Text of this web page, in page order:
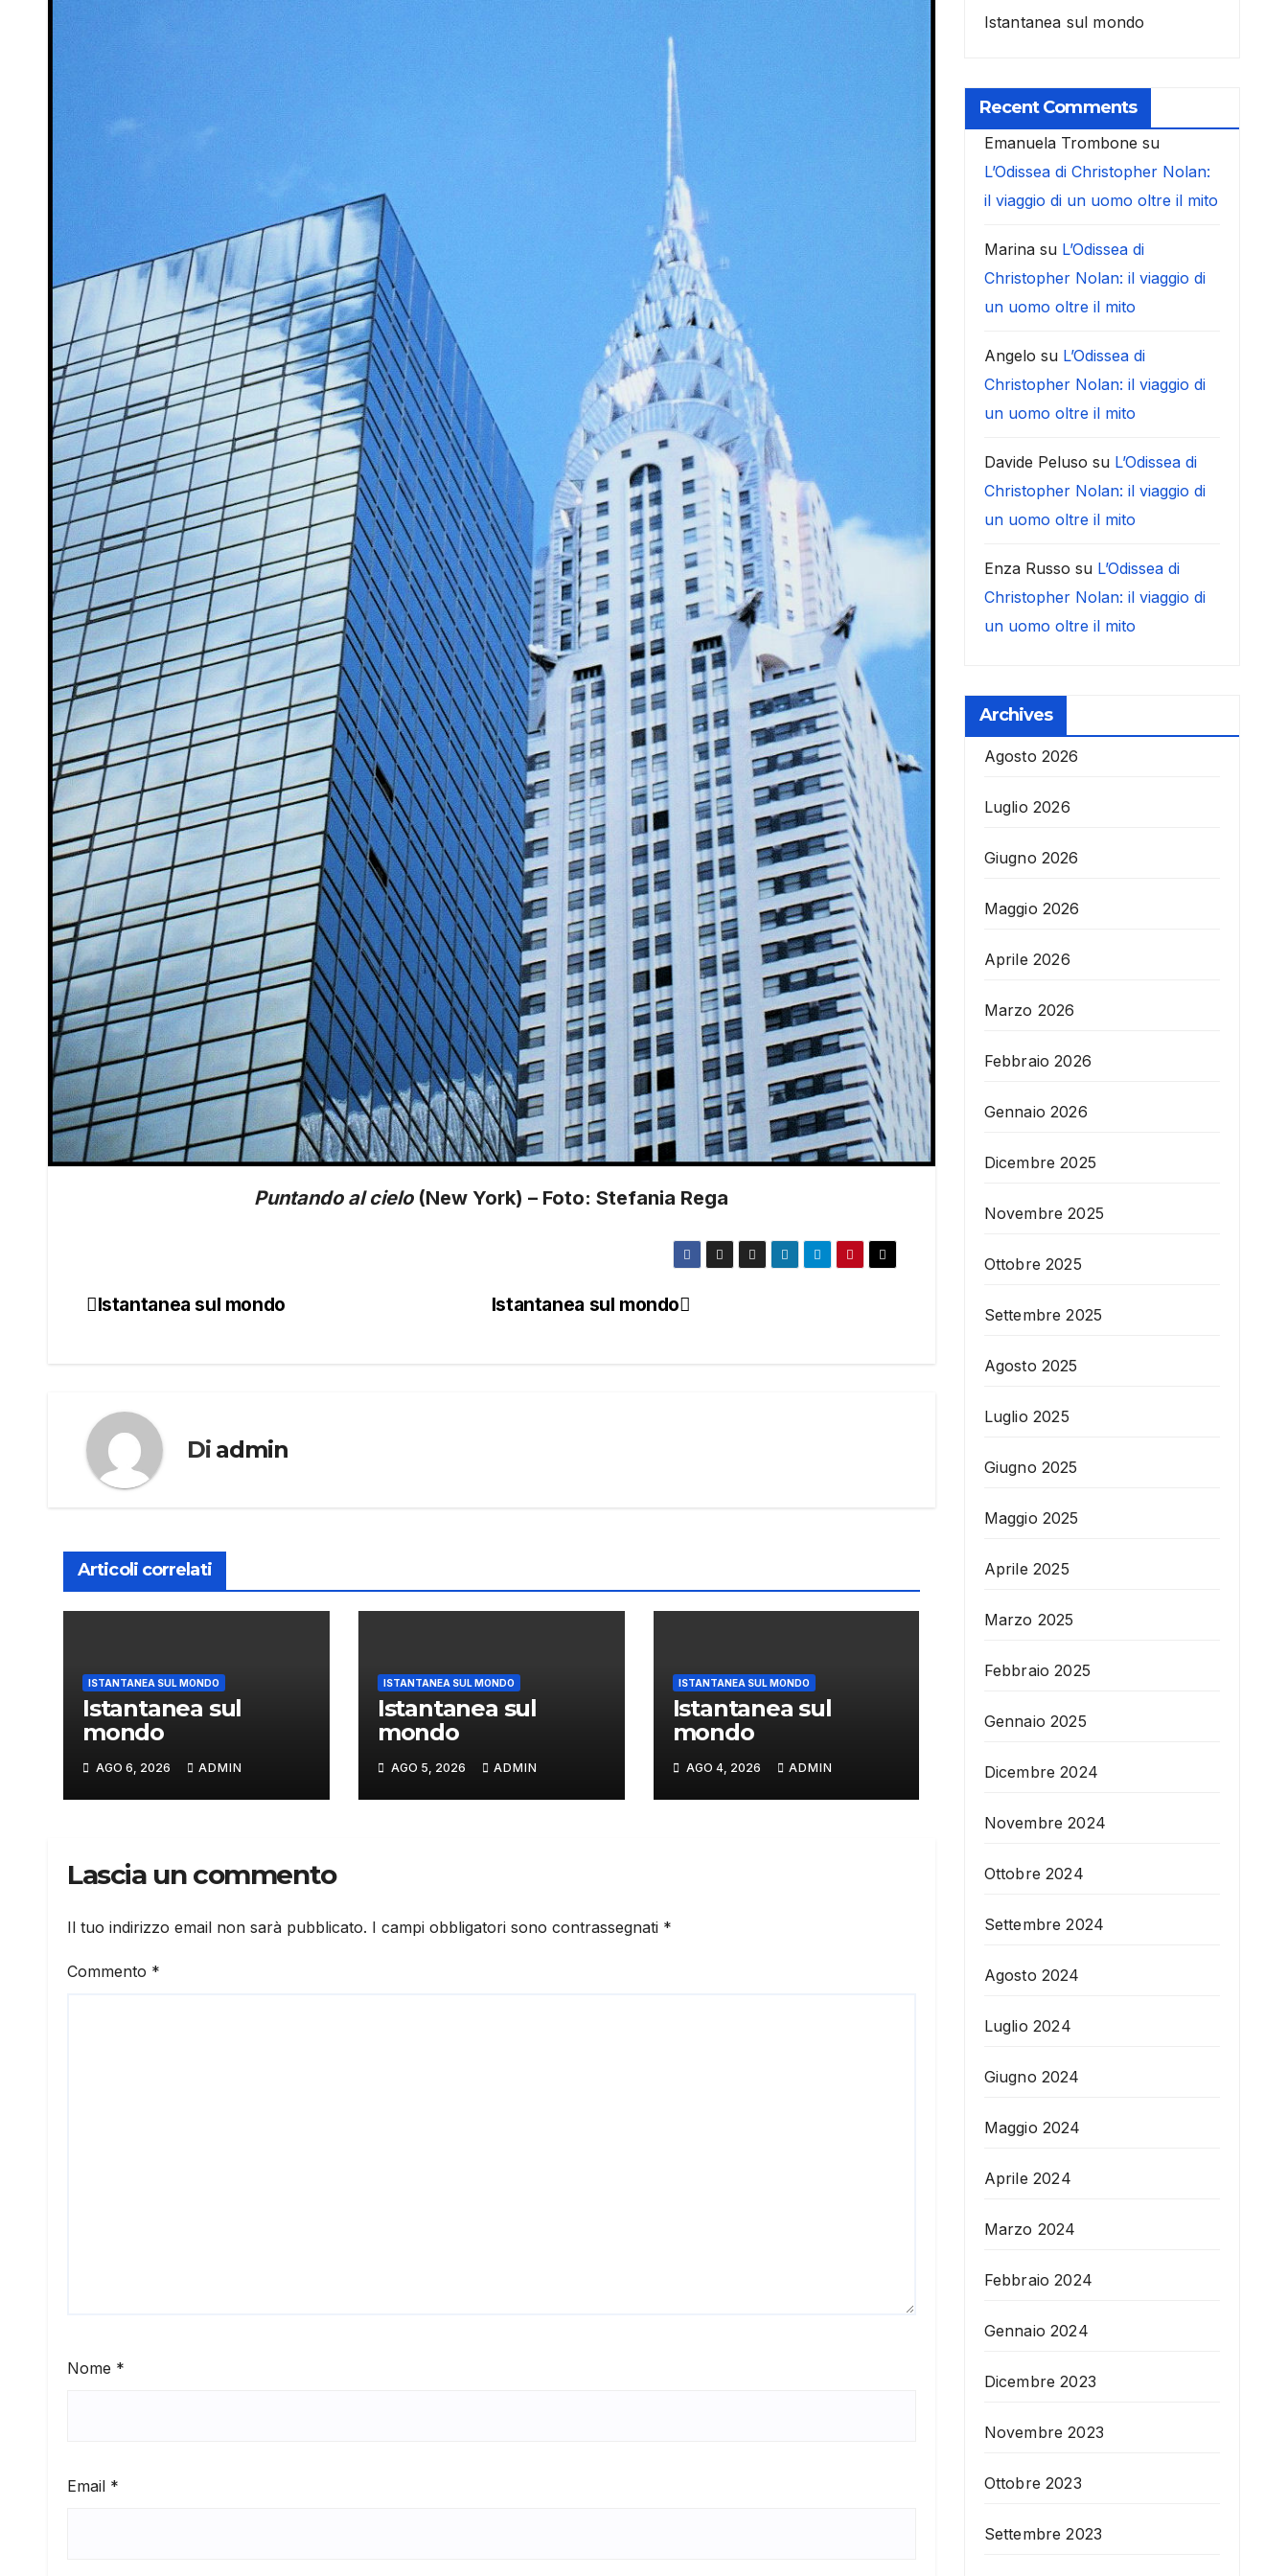
Puntando al cielo(New York) – Foto: Stefania Rega
Navigazione
Istantanea sul mondo
Istantanea sul mondo
Di admin
Articoli correlati
ISTANTANEA SUL MONDO
Istantanea sul
mondo
AGO 6, 2026 ADMIN
ISTANTANEA SUL MONDO
Istantanea sul
mondo
AGO 5, 2026 ADMIN
ISTANTANEA SUL MONDO
Istantanea sul
mondo
AGO 4, 2026 ADMIN
Lascia un commento
Il tuo indirizzo email non sarà pubblicato. I campi obbligatori sono contrassegnati *
Commento *
Nome *
Email *
Istantanea sul mondo
Recent Comments
Emanuela Trombone su
L’Odissea di Christopher Nolan:
il viaggio di un uomo oltre il mito
Marinasu L’Odissea di
Christopher Nolan: il viaggio di
un uomo oltre il mito
Angelo su L’Odissea di
Christopher Nolan: il viaggio di
un uomo oltre il mito
Davide Peluso su L’Odissea di
Christopher Nolan: il viaggio di
un uomo oltre il mito
Enza Russo su L’Odissea di
Christopher Nolan: il viaggio di
un uomo oltre il mito
Archives
Agosto 2026
Luglio 2026
Giugno 2026
Maggio 2026
Aprile 2026
Marzo 2026
Febbraio 2026
Gennaio 2026
Dicembre 2025
Novembre 2025
Ottobre 2025
Settembre 2025
Agosto 2025
Luglio 2025
Giugno 2025
Maggio 2025
Aprile 2025
Marzo 2025
Febbraio 2025
Gennaio 2025
Dicembre 2024
Novembre 2024
Ottobre 2024
Settembre 2024
Agosto 2024
Luglio 2024
Giugno 2024
Maggio 2024
Aprile 2024
Marzo 2024
Febbraio 2024
Gennaio 2024
Dicembre 2023
Novembre 2023
Ottobre 2023
Settembre 2023